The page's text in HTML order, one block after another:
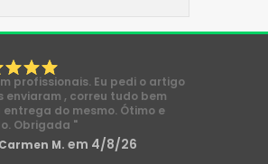
profissionais. Eu pedi o artigo
enviaram , correu tudo bem
do mesmo. Ótimo e
Obrigada "
Carmen M. em 4/8/26